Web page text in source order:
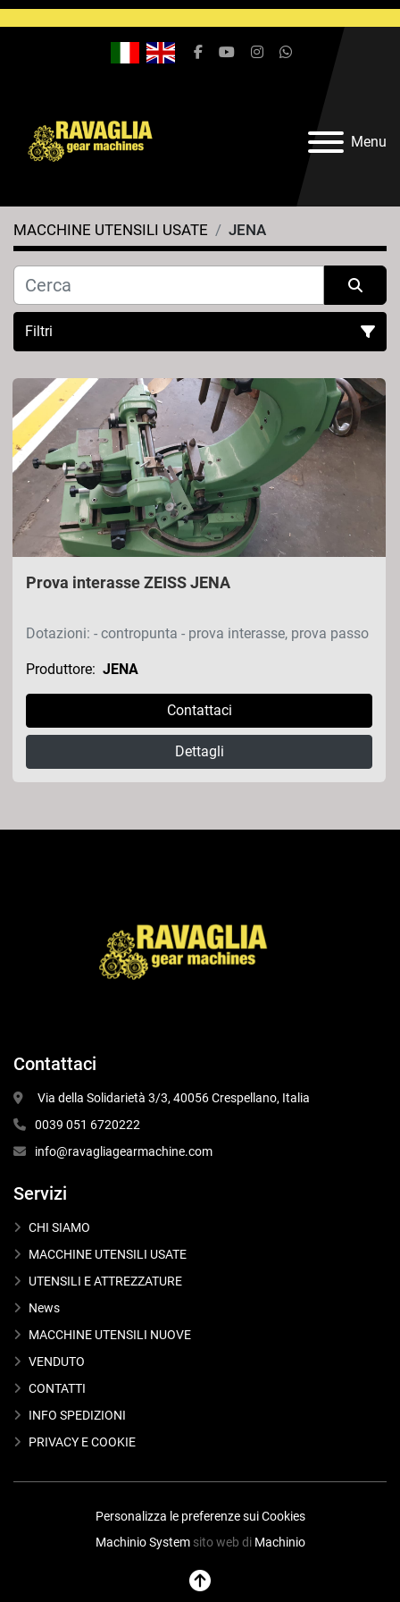
Menu
facebookyoutubeinstagramwhatsapp
MACCHINE UTENSILI USATE JENA
Filtri
Tutte le categorie
Ordina per
Prova interasse ZEISS JENA
Dotazioni: - contropunta - prova interasse, prova passo
Produttore: JENA
Contattaci
Dettagli
Contattaci
Via della Solidarietà 3/3, 40056 Crespellano, Italia
0039 051 6720222
info@ravagliagearmachine.com
Servizi
CHI SIAMO
MACCHINE UTENSILI USATE
UTENSILI E ATTREZZATURE
News
MACCHINE UTENSILI NUOVE
VENDUTO
CONTATTI
INFO SPEDIZIONI
PRIVACY E COOKIE
Personalizza le preferenze sui Cookies
Machinio Systemsito web di Machinio